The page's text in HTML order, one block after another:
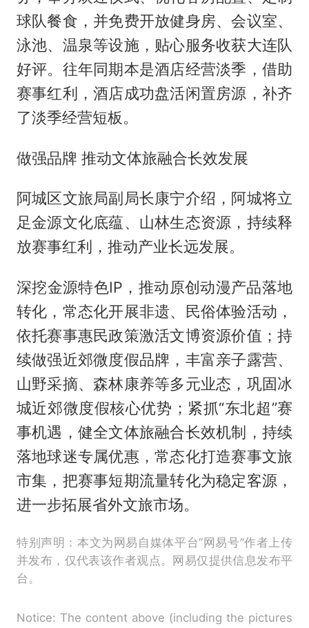
球队餐食，并免费开放健身房、会议室、
泳池、温泉等设施，贴心服务收获大连队
好评。往年同期本是酒店经营淡季，借助
赛事红利，酒店成功盘活闲置房源，补齐
了淡季经营短板。
做强品牌 推动文体旅融合长效发展
阿城区文旅局副局长康宁介绍，阿城将立
足金源文化底蕴、山林生态资源，持续释
放赛事红利，推动产业长远发展。
深挖金源特色IP，推动原创动漫产品落地
转化，常态化开展非遗、民俗体验活动，
依托赛事惠民政策激活文博资源价值；持
续做强近郊微度假品牌，丰富亲子露营、
山野采摘、森林康养等多元业态，巩固冰
城近郊微度假核心优势；紧抓“东北超”赛
事机遇，健全文体旅融合长效机制，持续
落地球迷专属优惠，常态化打造赛事文旅
市集，把赛事短期流量转化为稳定客源，
进一步拓展省外文旅市场。
特别声明：本文为网易自媒体平台“网易号”作者上传
并发布，仅代表该作者观点。网易仅提供信息发布平
台。
Notice: The content above (including the pictures